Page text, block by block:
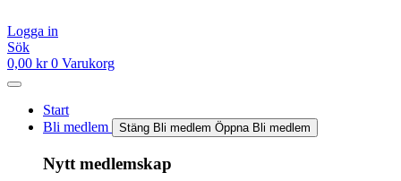
till
innehåll
Logga in
Sök
0,00 kr 0 Varukorg
Start
Bli medlem
Stäng Bli medlem Öppna Bli medlem
Nytt medlemskap